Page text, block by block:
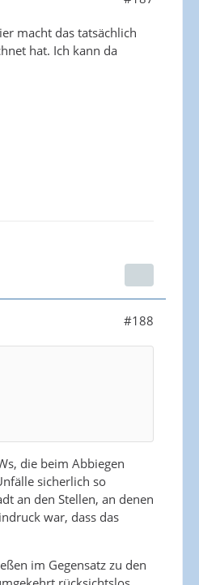
macht das tatsächlich
hat. Ich kann da
#188
die beim Abbiegen
sicherlich so
an den Stellen, an denen
war, dass das
im Gegensatz zu den